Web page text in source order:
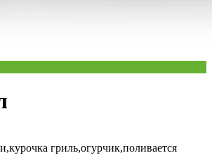
гриль,огурчик,поливается